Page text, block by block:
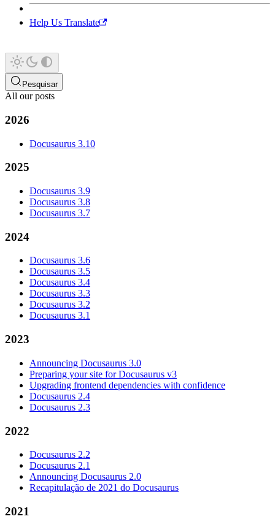
Help Us Translate
Pesquisar
All our posts
2026
Docusaurus 3.10
2025
Docusaurus 3.9
Docusaurus 3.8
Docusaurus 3.7
2024
Docusaurus 3.6
Docusaurus 3.5
Docusaurus 3.4
Docusaurus 3.3
Docusaurus 3.2
Docusaurus 3.1
2023
Announcing Docusaurus 3.0
Preparing your site for Docusaurus v3
Upgrading frontend dependencies with confidence
Docusaurus 2.4
Docusaurus 2.3
2022
Docusaurus 2.2
Docusaurus 2.1
Announcing Docusaurus 2.0
Recapitulação de 2021 do Docusaurus
2021